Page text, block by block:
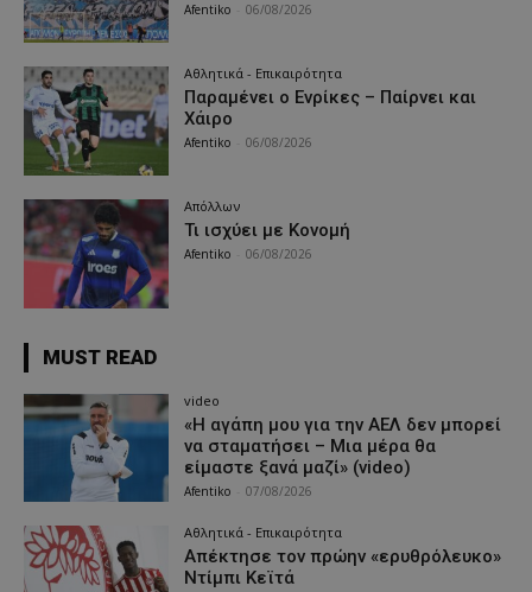
Afentiko 06/08/2026
Αθλητικά - Επικαιρότητα
Παραμένει ο Ενρίκες – Παίρνει και
Χάιρο
Afentiko 06/08/2026
Απόλλων
Τι ισχύει με Κονομή
Afentiko 06/08/2026
MUST READ
video
«Η αγάπη μου για την ΑΕΛ δεν μπορεί
να σταματήσει – Μια μέρα θα
είμαστε ξανά μαζί» (video)
Afentiko 07/08/2026
Αθλητικά - Επικαιρότητα
Απέκτησε τον πρώην «ερυθρόλευκο»
Ντίμπι Κεϊτά